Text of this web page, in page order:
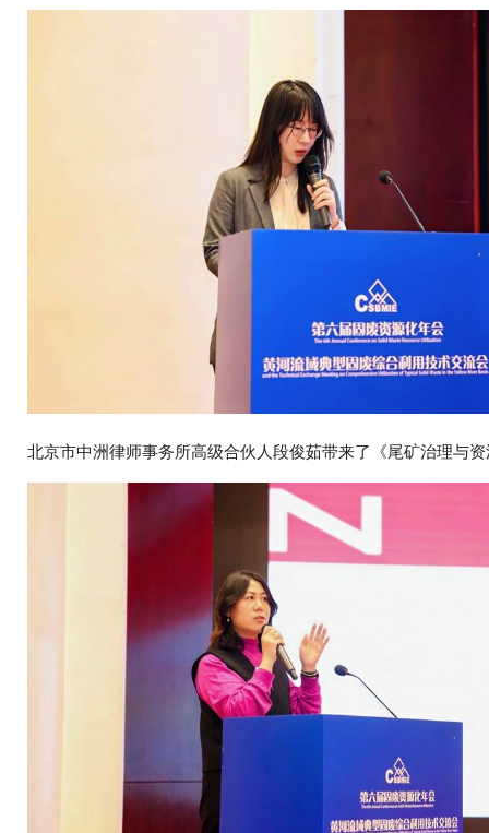
北京市中洲律师事务所高级合伙人段俊茹带来了《尾矿治理与